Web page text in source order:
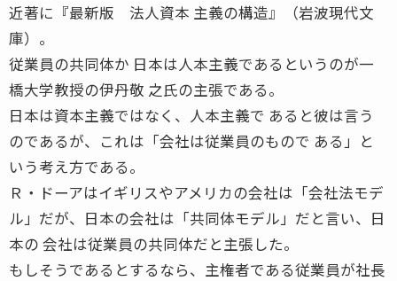
近著に『最新版 法人資本 主義の構造』（岩波現代文
庫）。
従業員の共同体か 日本は人本主義であるというのが一
橋大学教授の伊丹敬 之氏の主張である。
日本は資本主義ではなく、人本主義で あると彼は言う
のであるが、これは「会社は従業員のもので ある」と
いう考え方である。
Ｒ・ドーアはイギリスやアメリカの会社は「会社法モデ
ル」だが、日本の会社は「共同体モデル」だと言い、日
本の 会社は従業員の共同体だと主張した。
もしそうであるとするなら、主権者である従業員が社長